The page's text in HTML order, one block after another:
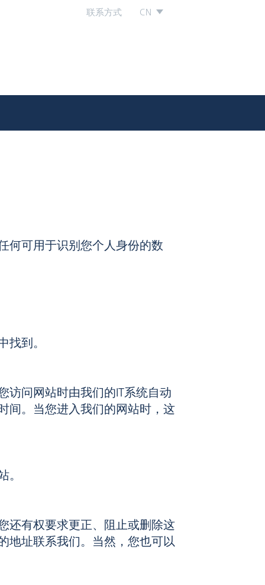
联系方式 CN
何可用于识别您个人身份的数
到。
访问网站时由我们的IT系统自动
间。当您进入我们的网站时，这
。
还有权要求更正、阻止或删除这
地址联系我们。当然，您也可以